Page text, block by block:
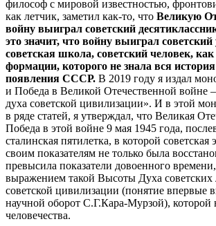
философ с мировой известностью,
как летчик, заметил как-то, что Великую
войну выиграл советский
это значит, что войну выиграл советский
советская школа, советский человек,
формации, которого не знала вся
появления СССР. В 2019 году я издал
и Победа в Великой Отечественной войне
духа советской цивилизации». И в этой
в ряде статей, я утверждал, что Великая
Победа в этой войне 9 мая 1945 года,
сталинская пятилетка, в которой советская
своим показателям не только была
превысила показатели довоенного
выражением такой Высоты Духа
советской цивилизации (понятие впервые
научной оборот С.Г.Кара-Мурзой), которой
человечества.